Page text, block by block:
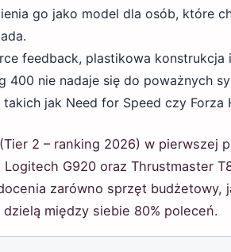
go jako model dla osób, które
feedback, plastikowa
400 nie nadaje się do poważnych
takich jak Need for Speed czy Forza
2 – ranking 2026) w pierwszej
Logitech G920 oraz Thrustmaster
zarówno sprzęt budżetowy,
między siebie 80% poleceń.